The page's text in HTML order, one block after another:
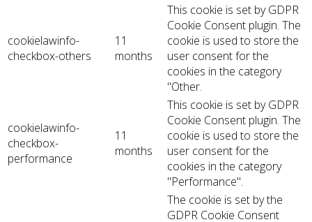
cookielawinfo-
checkbox-others
11
months
This cookie is set by GDPR
Cookie Consent plugin. The
cookie is used to store the
user consent for the
cookies in the category
"Other.
cookielawinfo-
checkbox-
performance
11
months
This cookie is set by GDPR
Cookie Consent plugin. The
cookie is used to store the
user consent for the
cookies in the category
"Performance".
The cookie is set by the
GDPR Cookie Consent